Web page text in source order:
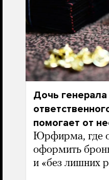
Дочь генерала
помогает от
Юрфирма, где
оформить
и «без лишних